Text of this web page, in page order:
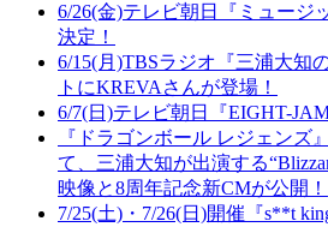
6/26(金)テレビ朝日『ミュージ
決定！
6/15(月)TBSラジオ『三浦大知
トにKREVAさんが登場！
6/7(日)テレビ朝日『EIGHT-
『ドラゴンボール レジェンズ
て、三浦大知が出演する
映像と8周年記念新CMが公開！
7/25(土)・7/26(日)開催『s**t